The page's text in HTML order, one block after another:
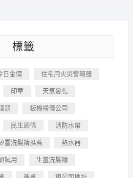
標籤
日金價 住宅用火災警報器
印章 天氣變化
題 板橋禮儀公司
民生頭條 消防水帶
靈洗髮精推薦 熱水器
試用 生薑洗髮精